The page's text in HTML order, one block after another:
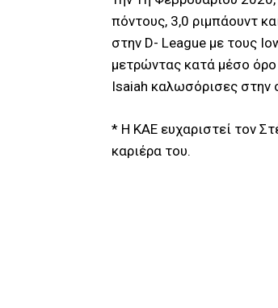
πόντους, 3,0 ριμπάουντ
στην D- League με τους
μετρώντας κατά μέσο
Isaiah καλωσόρισες στην
* Η ΚΑΕ ευχαριστεί τον
καριέρα του.